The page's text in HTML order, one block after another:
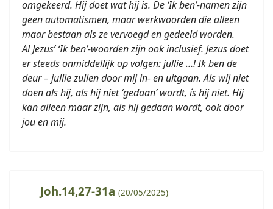
omgekeerd. Hij doet wat hij is. De ‘Ik ben’-namen zijn
geen automatismen, maar werkwoorden die alleen
maar bestaan als ze vervoegd en gedeeld worden.
Al Jezus’ ‘Ik ben’-woorden zijn ook inclusief. Jezus doet
er steeds onmiddellijk op volgen: jullie …! Ik ben de
deur – jullie zullen door mij in- en uitgaan. Als wij niet
doen als hij, als hij niet ‘gedaan’ wordt, ís hij niet. Hij
kan alleen maar zijn, als hij gedaan wordt, ook door
jou en mij.
Joh.14,27-31a (20/05/2025)